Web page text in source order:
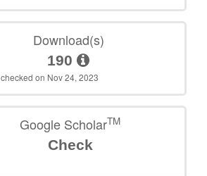
Download(s)
190
checked on Nov 24, 2023
Google ScholarTM
Check